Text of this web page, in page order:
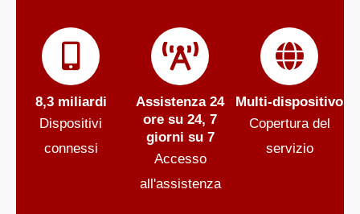
8,3 miliardi
Dispositivi
connessi
Assistenza 24
ore su 24, 7
giorni su 7
Accesso
all'assistenza
Multi-dispositivo
Copertura del
servizio